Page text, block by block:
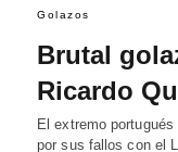
Golazos
Brutal
Ricardo
El extremo
por sus fallos con el